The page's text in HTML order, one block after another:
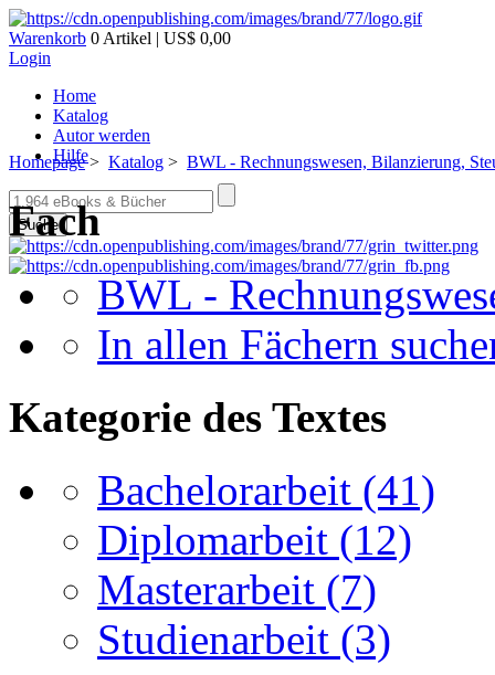
Warenkorb 0 Artikel | US$ 0,00
Login
Home
Katalog
Autor werden
Hilfe
Suche
Homepage> Katalog > BWL - Rechnungswesen, Bilanzierung,
Fach
BWL -
In allen Fächern
Kategorie des Textes
Bachelorarbeit (41)
Diplomarbeit (12)
Masterarbeit (7)
Studienarbeit (3)